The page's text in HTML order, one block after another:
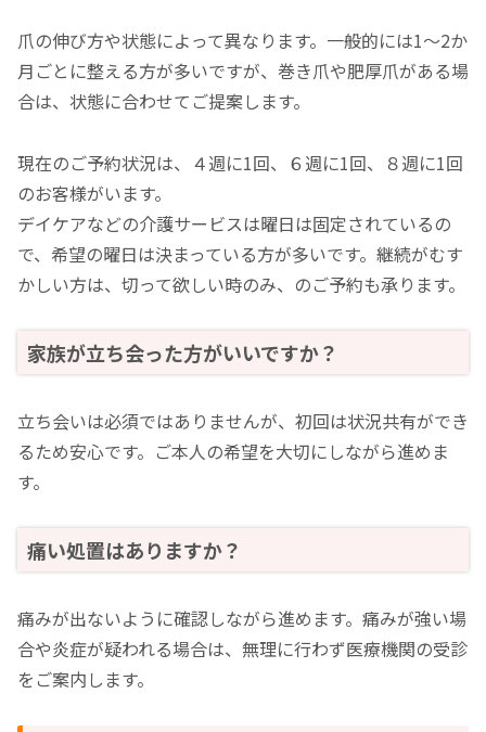
爪の伸び方や状態によって異なります。一般的には1〜2か
月ごとに整える方が多いですが、巻き爪や肥厚爪がある場
合は、状態に合わせてご提案します。
現在のご予約状況は、４週に1回、６週に1回、８週に1回
のお客様がいます。
デイケアなどの介護サービスは曜日は固定されているの
で、希望の曜日は決まっている方が多いです。継続がむす
かしい方は、切って欲しい時のみ、のご予約も承ります。
家族が立ち会った方がいいですか？
立ち会いは必須ではありませんが、初回は状況共有ができ
るため安心です。ご本人の希望を大切にしながら進めま
す。
痛い処置はありますか？
痛みが出ないように確認しながら進めます。痛みが強い場
合や炎症が疑われる場合は、無理に行わず医療機関の受診
をご案内します。